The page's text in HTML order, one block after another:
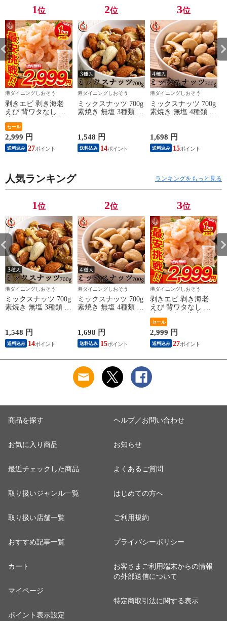
1位
港ダイニングしおそう
剥きエビ 剥き海老
えび 背ワタなし 冷
【当店通常価格3,999
円→送料無料2,999
円！】バナメイ 剥き
身 1kg （解凍後
大量 贈答 送料無料
セール
2,999 円
送料込み 27
2位
港ダイニングしおそう
ミックスナッツ 700g
素焼き 無塩 3種類 ア
使用 加工オイル不使
用
1,548 円
送料込み 14
3位
港ダイニングしおそう
ミックスナッツ 700g
素焼き 無塩 4種類 ア
ミアナッツ 食塩不使
用 加工オイル不使用
1,698 円
送料込み 15
人気ランキング ランキングをもっと見る
1位
港ダイニングしおそう
ミックスナッツ 700g
素焼き 無塩 3種類 ア
使用 加工オイル不使
用
1,548 円
送料込み 14
2位
港ダイニングしおそう
ミックスナッツ 700g
素焼き 無塩 4種類 ア
ミアナッツ 食塩不使
用 加工オイル不使用
1,698 円
送料込み 15
3位
港ダイニングしおそう
剥きエビ 剥き海老
えび 背ワタなし 冷
【当店通常価格3,999
円→送料無料2,999
円！】バナメイ 剥き
身 1kg （解凍後
大量 贈答 送料無料
セール
2,999 円
送料込み 27
商品を探す
お気に入り商品
最近チェックした商品
取り扱いジャンル一覧
取り扱い店舗一覧
おすすめ記事一覧
カート
マイページ
ポイント表示設定
ヘルプ／お問い合わせ
お知らせ
よくあるご質問
はじめての方へ
ご利用規約
プライバシーポリシー
お客さまご利用端末からの情報
の外部送信について
特定商取引法に関する表示